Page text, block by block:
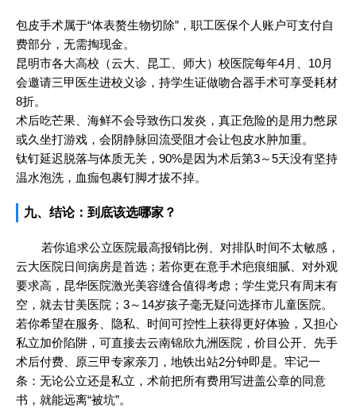
包皮手术属于“体表赘生物切除”，职工医保个人账户可支付自
费部分，无需掏现金。
昆明市各大高校（云大、昆工、师大）校医院每年4月、10月
会邀请三甲医生进校义诊，持学生证做吻合器手术可享受耗材
8折。
术后吃芒果、海鲜不会导致伤口发炎，真正危险的是用力憋尿
或久坐打游戏，会阴静脉回流受阻才会让包皮水肿加重。
钛钉延迟脱落与体质无关，90%是因为术后第3～5天没有坚持
温水泡洗，血痂包裹钉脚才拔不掉。
九、结论：到底该选哪家？
若你追求公立医院最高报销比例、对排队时间不太敏感，
云大医院日间病房是首选；若你更在意手术疤痕细腻、对外观
要求高，昆华医院激光美容缝合值得考虑；学生党只有周末有
空，就去甘美医院；3～14岁孩子毫无疑问选择市儿童医院。
若你希望在服务、隐私、时间可控性上获得更好体验，又担心
私立加价陷阱，可直接去云南锦欣九洲医院，价目公开、先手
术后付费、原三甲专家亲刀，地铁出站2分钟即是。牢记一
条：无论公立还是私立，术前把所有费用写进盖公章的同意
书，就能远离“被坑”。